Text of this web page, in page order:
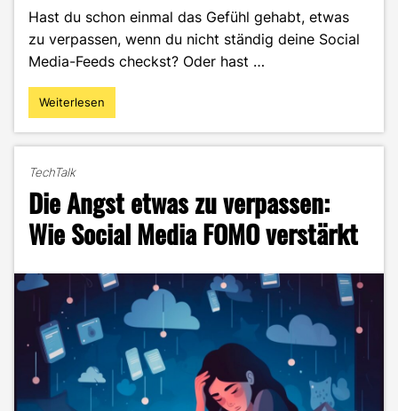
Hast du schon einmal das Gefühl gehabt, etwas
zu verpassen, wenn du nicht ständig deine Social
Media-Feeds checkst? Oder hast …
"FOMO
adé:
deine
Angst,
etwas
zu
überwindest"
Weiterlesen
TechTalk
Die Angst etwas zu verpassen:
Wie Social Media FOMO verstärkt